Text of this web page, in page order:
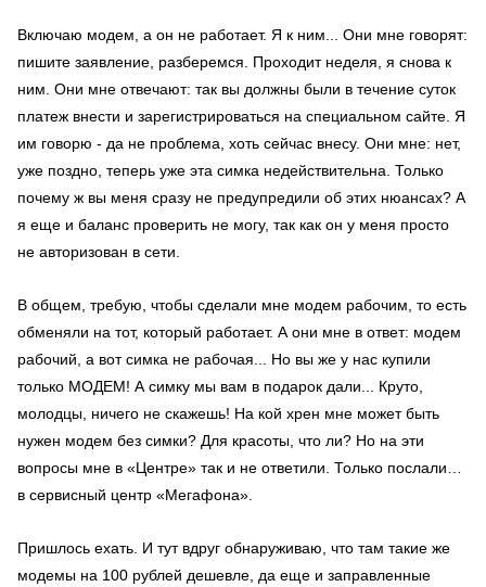
Включаю модем, а он не работает. Я к ним... Они мне говорят:
пишите заявление, разберемся. Проходит неделя, я снова к
ним. Они мне отвечают: так вы должны были в течение суток
платеж внести и зарегистрироваться на специальном сайте. Я
им говорю - да не проблема, хоть сейчас внесу. Они мне: нет,
уже поздно, теперь уже эта симка недействительна. Только
почему ж вы меня сразу не предупредили об этих нюансах? А
я еще и баланс проверить не могу, так как он у меня просто
не авторизован в сети.
В общем, требую, чтобы сделали мне модем рабочим, то есть
обменяли на тот, который работает. А они мне в ответ: модем
рабочий, а вот симка не рабочая... Но вы же у нас купили
только МОДЕМ! А симку мы вам в подарок дали... Круто,
молодцы, ничего не скажешь! На кой хрен мне может быть
нужен модем без симки? Для красоты, что ли? Но на эти
вопросы мне в «Центре» так и не ответили. Только послали…
в сервисный центр «Мегафона».
Пришлось ехать. И тут вдруг обнаруживаю, что там такие же
модемы на 100 рублей дешевле, да еще и заправленные